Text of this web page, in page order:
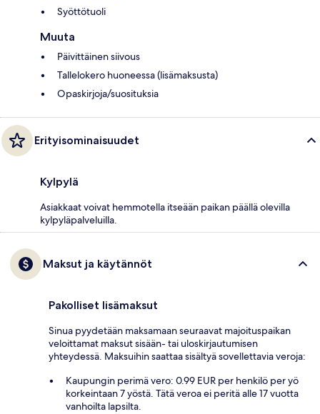
Syöttötuoli
Muuta
Päivittäinen siivous
Tallelokero huoneessa (lisämaksusta)
Opaskirjoja/suosituksia
Erityisominaisuudet
Kylpylä
Asiakkaat voivat hemmotella itseään paikan päällä olevilla
kylpyläpalveluilla.
Maksut ja käytännöt
Pakolliset lisämaksut
Sinua pyydetään maksamaan seuraavat majoituspaikan
veloittamat maksut sisään- tai uloskirjautumisen
yhteydessä. Maksuihin saattaa sisältyä sovellettavia veroja:
Kaupungin perimä vero: 0.99 EUR per henkilö per yö
korkeintaan 7 yöstä. Tätä veroa ei peritä alle 17 vuotta
vanhoilta lapsilta.